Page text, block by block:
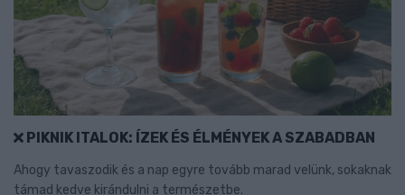
PIKNIK ITALOK: ÍZEK ÉS ÉLMÉNYEK A SZABADBAN
Ahogy tavaszodik és a nap egyre tovább marad velünk, sokaknak
támad kedve kirándulni a természetbe.